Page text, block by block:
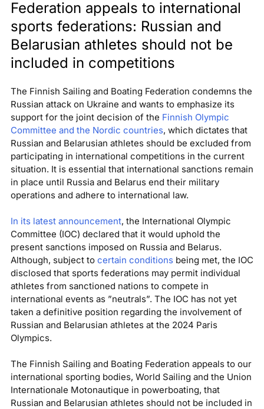
Federation appeals to international
sports federations: Russian and
Belarusian athletes should not be
included in competitions
The Finnish Sailing and Boating Federation condemns the
Russian attack on Ukraine and wants to emphasize its
support for the joint decision of the Finnish Olympic
Committee and the Nordic countries, which dictates that
Russian and Belarusian athletes should be excluded from
participating in international competitions in the current
situation. It is essential that international sanctions remain
in place until Russia and Belarus end their military
operations and adhere to international law.
In its latest announcement, the International Olympic
Committee (IOC) declared that it would uphold the
present sanctions imposed on Russia and Belarus.
Although, subject to certain conditionsbeing met, the IOC
disclosed that sports federations may permit individual
athletes from sanctioned nations to compete in
international events as ”neutrals”. The IOC has not yet
taken a definitive position regarding the involvement of
Russian and Belarusian athletes at the 2024 Paris
Olympics.
The Finnish Sailing and Boating Federation appeals to our
international sporting bodies, World Sailing and the Union
Internationale Motonautique in powerboating, that
Russian and Belarusian athletes should not be included in